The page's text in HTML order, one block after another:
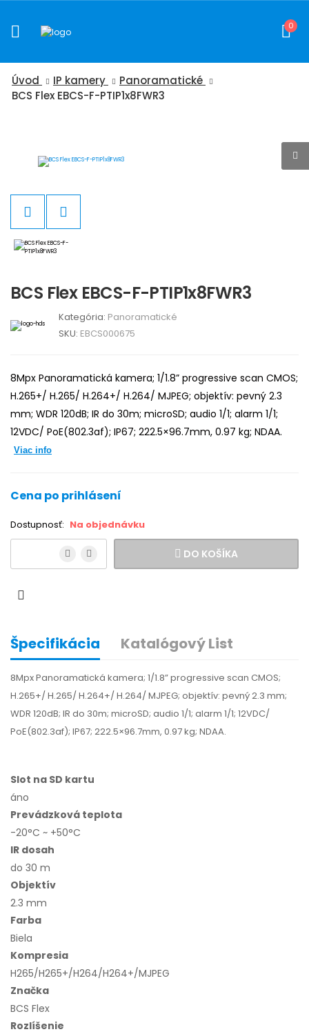
0
Úvod IP kamery
Panoramatické
BCS Flex EBCS-F-PTIP1x8FWR3
BCS Flex EBCS-F-PTIP1x8FWR3
Kategória: Panoramatické
SKU: EBCS000675
8Mpx Panoramatická kamera; 1/1.8” progressive scan CMOS;
H.265+/ H.265/ H.264+/ H.264/ MJPEG; objektív: pevný 2.3
mm; WDR 120dB; IR do 30m; microSD; audio 1/1; alarm 1/1;
12VDC/ PoE(802.3af); IP67; 222.5×96.7mm, 0.97 kg; NDAA.
Viac info
Cena po prihlásení
Dostupnosť: Na objednávku
DO KOŠÍKA
Špecifikácia Katalógový List
8Mpx Panoramatická kamera; 1/1.8” progressive scan CMOS;
H.265+/ H.265/ H.264+/ H.264/ MJPEG; objektív: pevný 2.3 mm;
WDR 120dB; IR do 30m; microSD; audio 1/1; alarm 1/1; 12VDC/
PoE(802.3af); IP67; 222.5×96.7mm, 0.97 kg; NDAA.
Slot na SD kartu
áno
Prevádzková teplota
-20°C ~ +50°C
IR dosah
do 30 m
Objektív
2.3 mm
Farba
Biela
Kompresia
H265/H265+/H264/H264+/MJPEG
Značka
BCS Flex
Rozlíšenie